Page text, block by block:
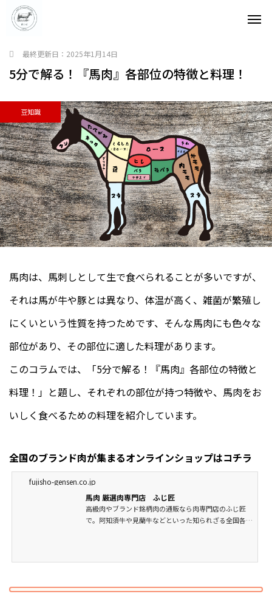
最終更新日： 2025年1月14日
5分で解る！『馬肉』各部位の特徴と料理！
豆知識
馬肉は、馬刺しとして生で食べられることが多いですが、
それは馬が牛や豚とは異なり、体温が高く、雑菌が繁殖し
にくいという性質を持つためです、そんな馬肉にも色々な
部位があり、その部位に適した料理があります。
このコラムでは、「5分で解る！『馬肉』各部位の特徴と
料理！」と題し、それぞれの部位が持つ特徴や、馬肉をお
いしく食べるための料理を紹介しています。
全国のブランド肉が集まるオンラインショップはコチラ
fujisho-gensen.co.jp
馬肉 厳選肉専門店 ふじ匠
高級肉やブランド銘柄肉の通販なら肉専門店のふじ匠
で。阿知須牛や見蘭牛などといった知られざる全国各地